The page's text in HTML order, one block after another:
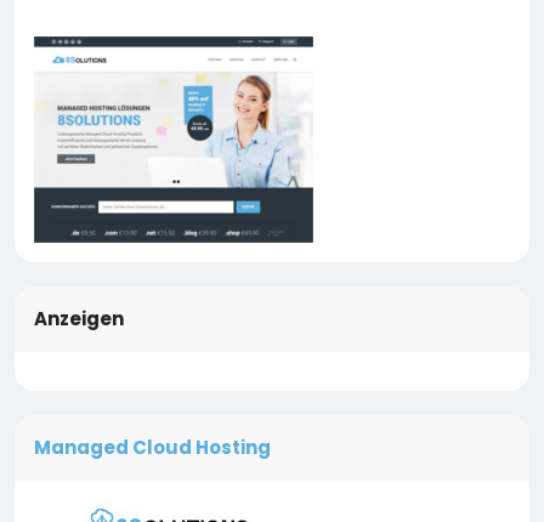
Anzeigen
Managed Cloud Hosting